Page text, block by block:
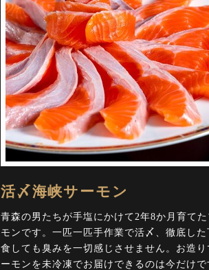
活〆海峡サーモン
青森の男たちが手塩にかけて2年8か月育て
モンです。一匹一匹手作業で活〆、徹底し
食しても臭みを一切感じさせません。お造
ーモンを未冷凍でお届けできるのは今だけで